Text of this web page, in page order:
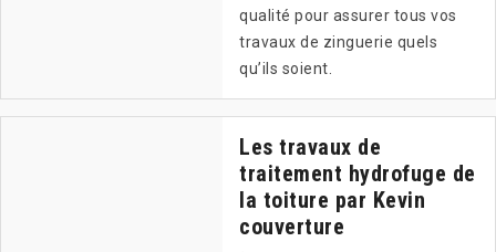
qualité pour assurer tous vos
travaux de zinguerie quels
qu’ils soient.
Les travaux de
traitement hydrofuge de
la toiture par Kevin
couverture